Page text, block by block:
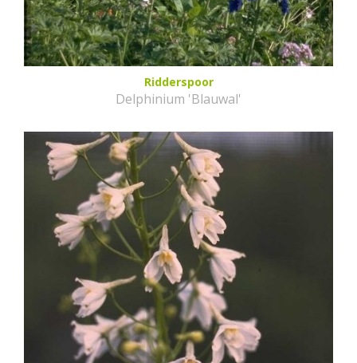
Ridderspoor
Delphinium 'Blauwal'